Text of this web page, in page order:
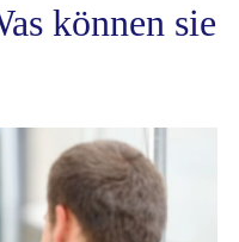
können sie